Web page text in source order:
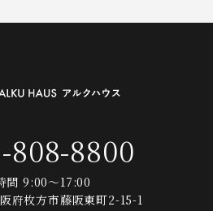
808-8800
間 9:00～17:00
府枚方市藤阪東町2-15-1